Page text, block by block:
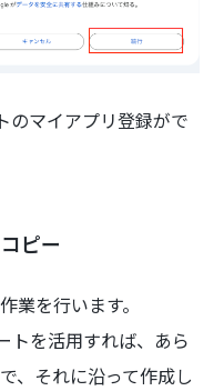
のマイアプリ登録がで
ピー
業を行います。
トを活用すれば、あら
、それに沿って作成し